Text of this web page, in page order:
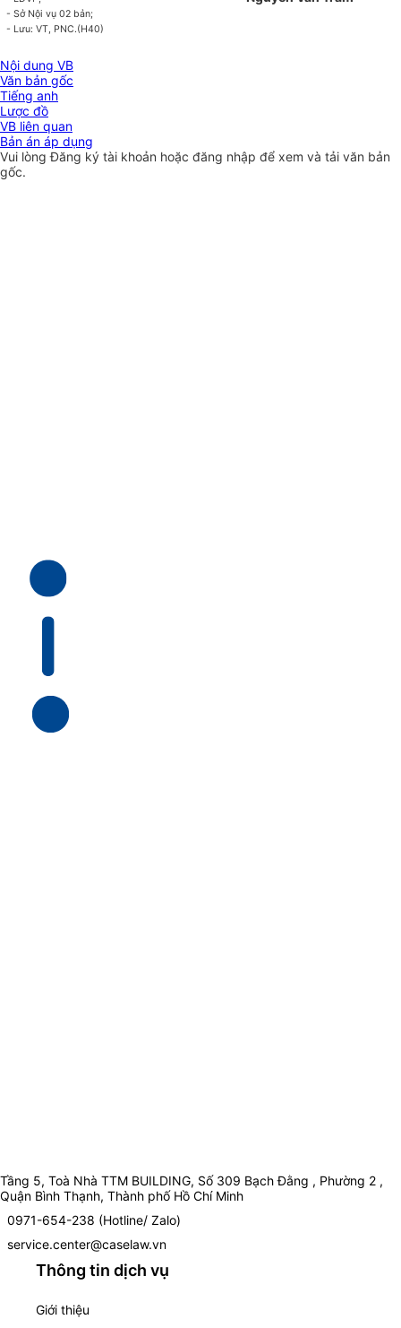
- Sở Nội vụ 02 bản;
- Lưu: VT, PNC.(H40)
Nội dung VB
Văn bản gốc
Tiếng anh
Lược đồ
VB liên quan
Bản án áp dụng
Vui lòngĐăng ký tài khoản hoặc đăng nhập để xem và tải văn bản
gốc.
Tầng 5, Toà Nhà TTM BUILDING, Số 309 Bạch Đằng , Phường 2 ,
Quận Bình Thạnh, Thành phố Hồ Chí Minh
0971-654-238 (Hotline/ Zalo)
service.center@caselaw.vn
Thông tin dịch vụ
Giới thiệu